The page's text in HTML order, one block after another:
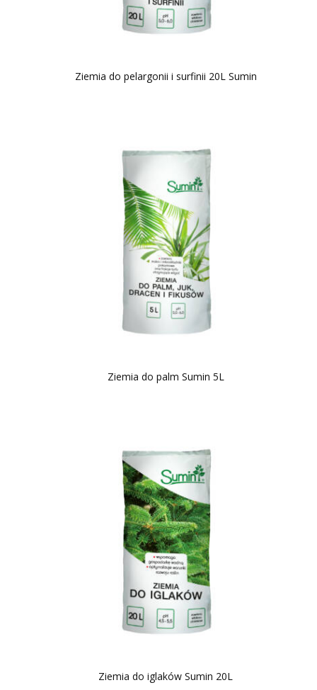
Ziemia do pelargonii i surfinii 20L Sumin
Ziemia do palm Sumin 5L
Ziemia do iglaków Sumin 20L